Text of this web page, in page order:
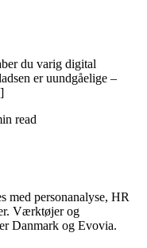
du varig digital
er uundgåelige –
read
med personanalyse, HR
Værktøjer og
Danmark og Evovia.